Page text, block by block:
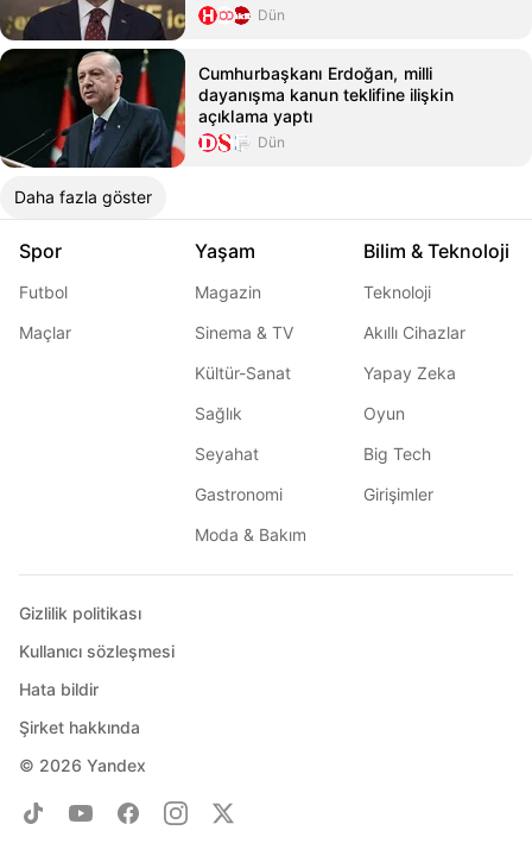
Dün
Cumhurbaşkanı Erdoğan, milli
dayanışma kanun teklifine ilişkin
açıklama yaptı
Dün
Daha fazla göster
Spor
Futbol
Maçlar
Yaşam
Magazin
Sinema & TV
Kültür-Sanat
Sağlık
Seyahat
Gastronomi
Moda & Bakım
Bilim & Teknoloji
Teknoloji
Akıllı Cihazlar
Yapay Zeka
Oyun
Big Tech
Girişimler
© 2026 Yandex
Gizlilik politikası
Kullanıcı sözleşmesi
Hata bildir
Şirket hakkında